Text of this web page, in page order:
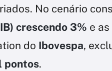
No cenário
crescendo 3% e as
do Ibovespa,
pontos.